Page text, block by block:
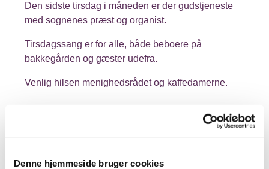
Denne hjemmeside bruger cookies
Den sidste tirsdag i måneden er der gudstjeneste
med sognenes præst og organist.
Tirsdagssang er for alle, både beboere på
bakkegården og gæster udefra.
Venlig hilsen menighedsrådet og kaffedamerne.